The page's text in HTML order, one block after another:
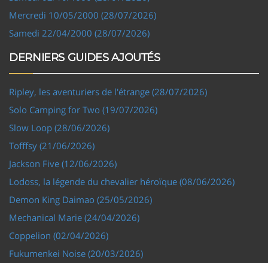
Mercredi 10/05/2000 (28/07/2026)
Samedi 22/04/2000 (28/07/2026)
DERNIERS GUIDES AJOUTÉS
Ripley, les aventuriers de l'étrange (28/07/2026)
Solo Camping for Two (19/07/2026)
Slow Loop (28/06/2026)
Tofffsy (21/06/2026)
Jackson Five (12/06/2026)
Lodoss, la légende du chevalier héroïque (08/06/2026)
Demon King Daimao (25/05/2026)
Mechanical Marie (24/04/2026)
Coppelion (02/04/2026)
Fukumenkei Noise (20/03/2026)